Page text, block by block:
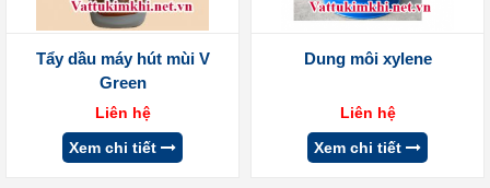
Tẩy dầu máy hút mùi V
Green
Liên hệ
Xem chi tiết
Dung môi xylene
Liên hệ
Xem chi tiết